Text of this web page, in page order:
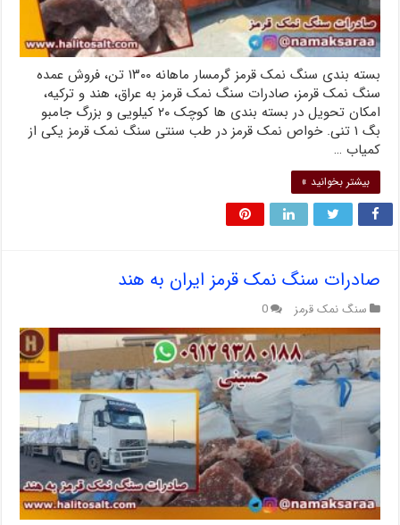
بسته بندی سنگ نمک قرمز گرمسار ماهانه ۱۳۰۰ تن، فروش عمده
سنگ نمک قرمز، صادرات سنگ نمک قرمز به عراق، هند و ترکیه،
امکان تحویل در بسته بندی ها کوچک ۲۰ کیلویی و بزرگ جامبو
بگ ۱ تنی. خواص نمک قرمز در طب سنتی سنگ نمک قرمز یکی از
کمیاب …
بیشتر بخوانید »
صادرات سنگ نمک قرمز ایران به هند
سنگ نمک قرمز 0